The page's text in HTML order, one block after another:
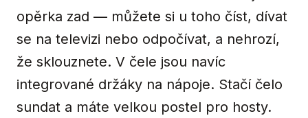
opěrka zad — můžete si u toho číst, dívat
se na televizi nebo odpočívat, a nehrozí,
že sklouznete. V čele jsou navíc
integrované držáky na nápoje. Stačí čelo
sundat a máte velkou postel pro hosty.